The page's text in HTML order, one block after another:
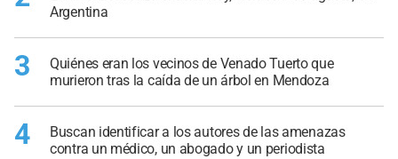
Argentina
3
Quiénes eran los vecinos de Venado Tuerto que
murieron tras la caída de un árbol en Mendoza
4
Buscan identificar a los autores de las amenazas
contra un médico, un abogado y un periodista